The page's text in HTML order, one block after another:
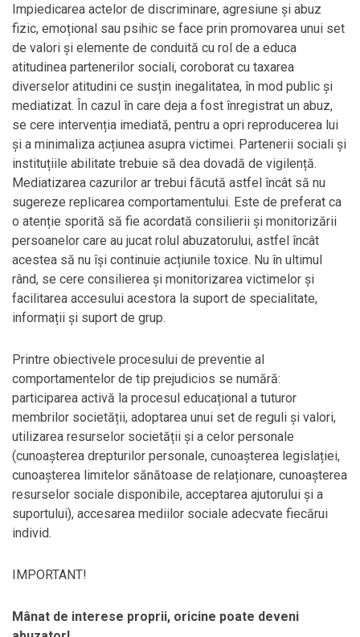
Impiedicarea actelor de discriminare, agresiune și abuz
fizic, emoțional sau psihic se face prin promovarea unui set
de valori și elemente de conduită cu rol de a educa
atitudinea partenerilor sociali, coroborat cu taxarea
diverselor atitudini ce susțin inegalitatea, în mod public și
mediatizat. În cazul în care deja a fost înregistrat un abuz,
se cere intervenția imediată, pentru a opri reproducerea lui
și a minimaliza acțiunea asupra victimei. Partenerii sociali și
instituțiile abilitate trebuie să dea dovadă de vigilență.
Mediatizarea cazurilor ar trebui făcută astfel încât să nu
sugereze replicarea comportamentului. Este de preferat ca
o atenție sporită să fie acordată consilierii și monitorizării
persoanelor care au jucat rolul abuzatorului, astfel încât
acestea să nu își continuie acțiunile toxice. Nu în ultimul
rând, se cere consilierea și monitorizarea victimelor și
facilitarea accesului acestora la suport de specialitate,
informații și suport de grup.
Printre obiectivele procesului de preventie al
comportamentelor de tip prejudicios se numără:
participarea activă la procesul educațional a tuturor
membrilor societății, adoptarea unui set de reguli și valori,
utilizarea resurselor societății și a celor personale
(cunoașterea drepturilor personale, cunoașterea legislației,
cunoașterea limitelor sănătoase de relaționare, cunoașterea
resurselor sociale disponibile, acceptarea ajutorului și a
suportului), accesarea mediilor sociale adecvate fiecărui
individ.
IMPORTANT!
Mânat de interese proprii, oricine poate deveni